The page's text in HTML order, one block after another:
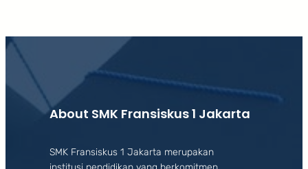
About SMK Fransiskus 1 Jakarta
SMK Fransiskus 1 Jakarta merupakan